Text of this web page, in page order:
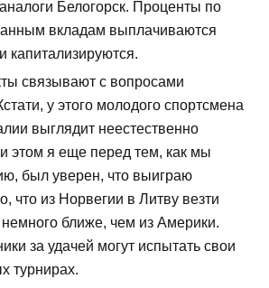
Белогорск. Проценты по
вкладам выплачиваются
капитализируются.
связывают с вопросами
у этого молодого спортсмена
выглядит неестественно
этом я еще перед тем, как мы
был уверен, что выиграю
что из Норвегии в Литву везти
ближе, чем из Америки.
за удачей могут испытать свои
турнирах.